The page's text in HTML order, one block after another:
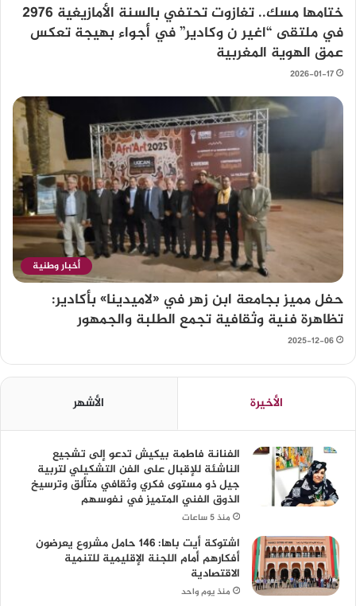
ختامها مسك.. تغازوت تحتفي بالسنة الأمازيغية 2976
في ملتقى “اغير ن وكادير” في أجواء بهيجة تعكس
عمق الهوية المغربية
2026-01-17
أخبار وطنية
حفل مميز بجامعة ابن زهر في «لاميدينا» بأكادير:
تظاهرة فنية وثقافية تجمع الطلبة والجمهور
2025-12-06
الأخيرة الأشهر
الفنانة فاطمة بيكيش تدعو إلى تشجيع
الناشئة للإقبال على الفن التشكيلي لتربية
جيل ذو مستوى فكري وثقافي متألق وترسيخ
الذوق الفني المتميز في نفوسهم
منذ 5 ساعات
اشتوكة أيت باها: 146 حامل مشروع يعرضون
أفكارهم أمام اللجنة الإقليمية للتنمية
الاقتصادية
منذ يوم واحد